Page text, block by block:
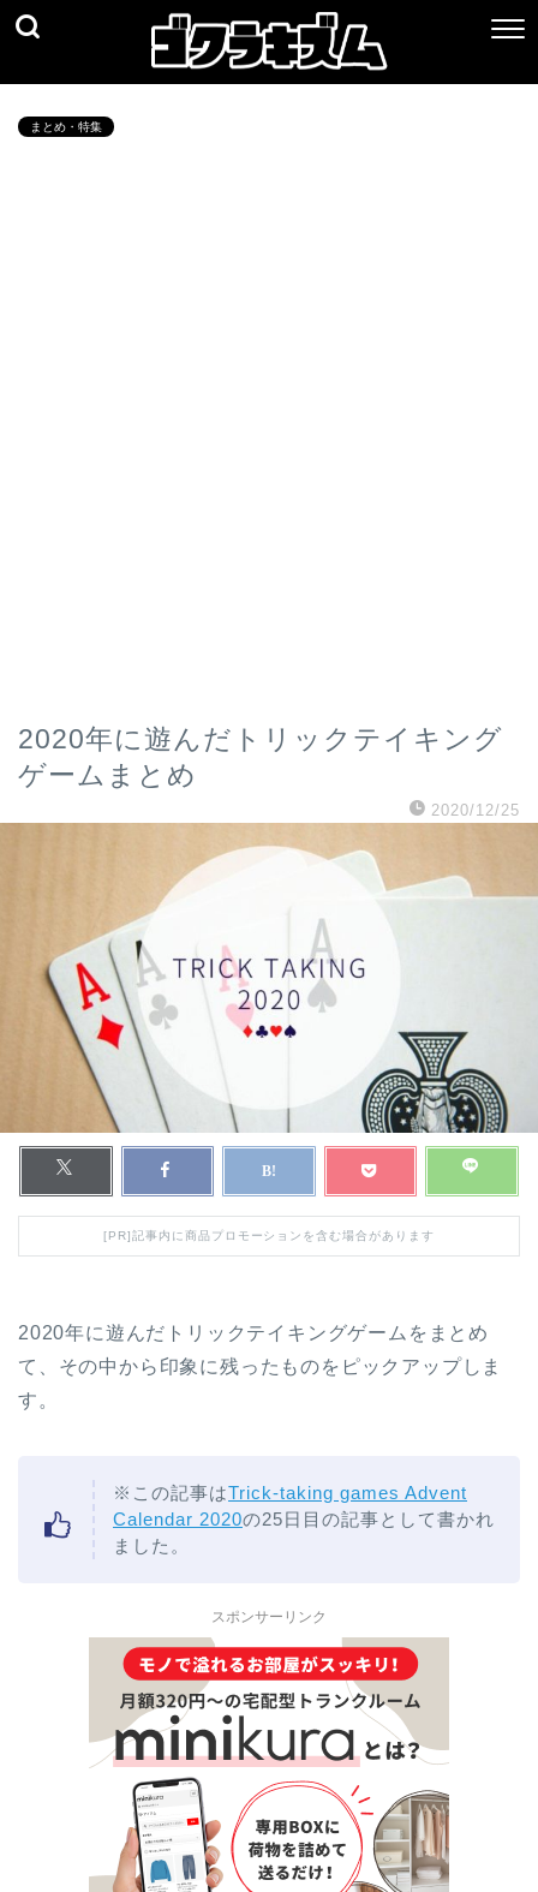
まとめ・特集
2020年に遊んだトリックテイキング
ゲームまとめ
2020/12/25
[PR]記事内に商品プロモーションを含む場合があります
2020年に遊んだトリックテイキングゲームをまとめ
て、その中から印象に残ったものをピックアップしま
す。
※この記事はTrick-taking games Advent
Calendar 2020の25日目の記事として書かれ
ました。
スポンサーリンク